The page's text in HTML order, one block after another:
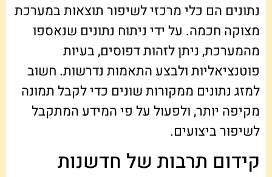
נתונים הם כלי מרכזי לשיפור תוצאות במערכת
מצוקה חכמה. על ידי ניתוח נתונים שנאספו
מהמערכת, ניתן לזהות דפוסים, בעיות
פוטנציאליות ולבצע התאמות נדרשות. חשוב
למזג נתונים ממקורות שונים כדי לקבל תמונה
מקיפה יותר, ולפעול על פי המידע המתקבל
לשיפור ביצועים.
קידום תרבות של חדשנות